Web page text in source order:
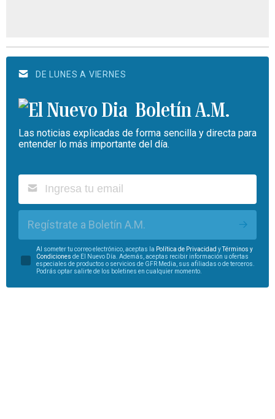
DE LUNES A VIERNES
Boletín A.M.
Las noticias explicadas de forma sencilla y directa para
entender lo más importante del día.
Regístrate a Boletín A.M.
Al someter tu correo electrónico, aceptas la Política de Privacidad yTérminos y
Condiciones de El Nuevo Día. Además, aceptas recibir información u ofertas
especiales de productos o servicios de GFR Media, sus afiliadas o de terceros.
Podrás optar salirte de los boletines en cualquier momento.